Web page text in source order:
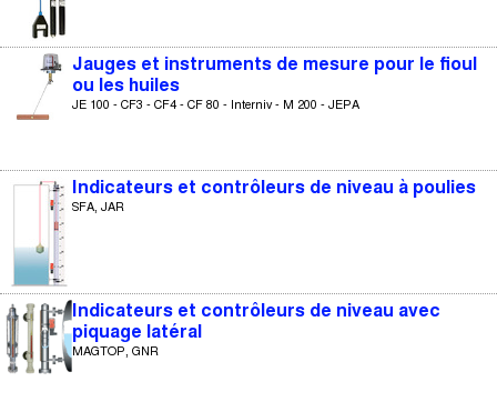
Jauges et instruments de mesure pour le fioul
ou les huiles
JE 100 - CF3 - CF4 - CF 80 - Interniv - M 200 - JEPA
Indicateurs et contrôleurs de niveau à poulies
SFA, JAR
Indicateurs et contrôleurs de niveau avec
piquage latéral
MAGTOP, GNR